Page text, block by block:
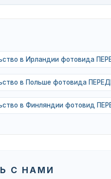
в Ирландии фотовида
в Польше фотовида
в Финляндии фотовид
С НАМИ